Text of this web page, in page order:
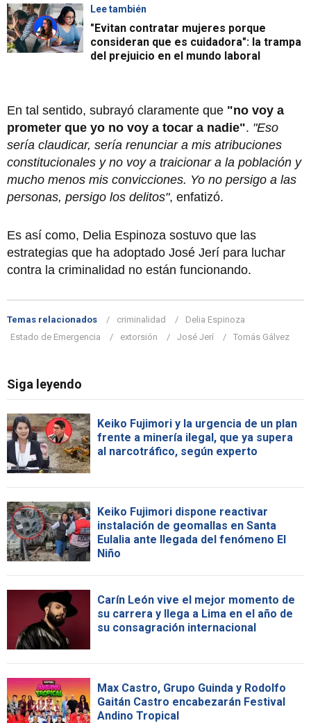
Lee también
"Evitan contratar mujeres porque
consideran que es cuidadora": la trampa
del prejuicio en el mundo laboral
En tal sentido, subrayó claramente que "no voy a
prometer que yo no voy a tocar a nadie". "Eso
sería claudicar, sería renunciar a mis atribuciones
constitucionales y no voy a traicionar a la población y
mucho menos mis convicciones. Yo no persigo a las
personas, persigo los delitos", enfatizó.
Es así como, Delia Espinoza sostuvo que las
estrategias que ha adoptado José Jerí para luchar
contra la criminalidad no están funcionando.
Temas relacionados criminalidad
Delia Espinoza
Estado de Emergencia
extorsión José Jerí Tomás Gálvez
Siga leyendo
Keiko Fujimori y la urgencia de un plan
frente a minería ilegal, que ya supera
al narcotráfico, según experto
Keiko Fujimori dispone reactivar
instalación de geomallas en Santa
Eulalia ante llegada del fenómeno El
Niño
Carín León vive el mejor momento de
su carrera y llega a Lima en el año de
su consagración internacional
Max Castro, Grupo Guinda y Rodolfo
Gaitán Castro encabezarán Festival
Andino Tropical